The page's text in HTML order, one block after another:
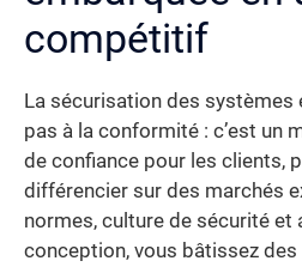
compétitif
La sécurisation des systèmes
pas à la conformité : c’est un
de confiance pour les clients,
différencier sur des marchés
normes, culture de sécurité
conception, vous bâtissez